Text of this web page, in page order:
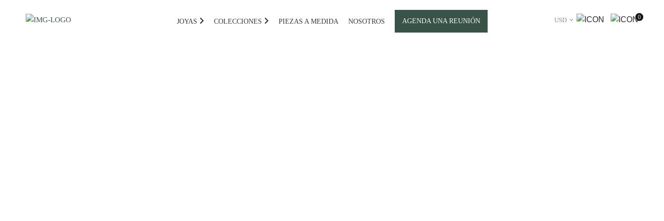
JOYAS COLECCIONES PIEZAS A MEDIDA NOSOTROS AGENDA UNA REUNIÓN USD 0